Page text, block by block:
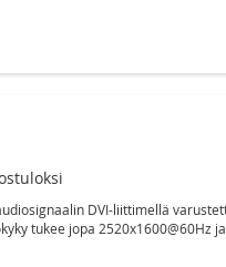
DVI-liittimellä
tukee jopa 2520x1600@60Hz